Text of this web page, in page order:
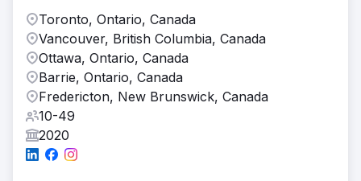
Toronto, Ontario, Canada
Vancouver, British Columbia, Canada
Ottawa, Ontario, Canada
Barrie, Ontario, Canada
Fredericton, New Brunswick, Canada
10-49
2020